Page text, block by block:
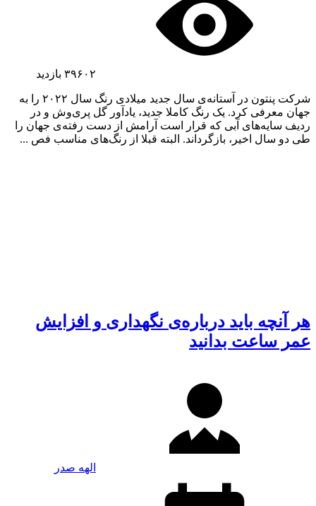
۳۹۶۰۲ بازدید
شرکت پنتون در آستانه‌ی سال جدید میلادی رنگ سال ۲۰۲۲ را به
جهان معرفی کرد. یک رنگ کاملا جدید، یادآور گل پری‌وش و در
ردیف سایه‌های آبی که قرار است آرامش از دست رفته‌ی جهان را
طی دو سال اخیر، بازگرداند. البته قبلا از رنگ‌های مناسب فص ...
هر آنچه باید درباره‌ی نگهداری و افزایش
عمر ساعت بدانید
الهه صدر